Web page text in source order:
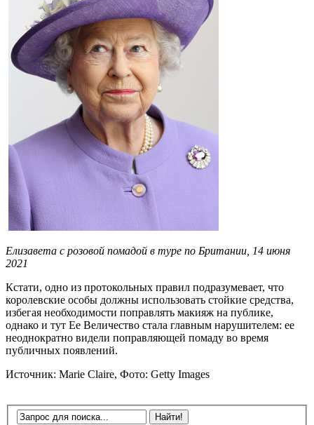
Елизавета с розовой помадой в туре по Британии, 14 июня
2021
Кстати, одно из протокольных правил подразумевает, что
королевские особы должны использовать стойкие средства,
избегая необходимости поправлять макияж на публике,
однако и тут Ее Величество стала главным нарушителем: ее
неоднократно видели поправляющей помаду во время
публичных появлений.
Источник: Marie Claire, Фото: Getty Images